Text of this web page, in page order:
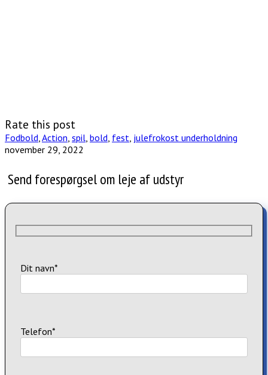
Rate this post
Fodbold Action spil bold fest julefrokost underholdning
november 29, 2022
Send forespørgsel om leje af udstyr
Dit navn*
Telefon*